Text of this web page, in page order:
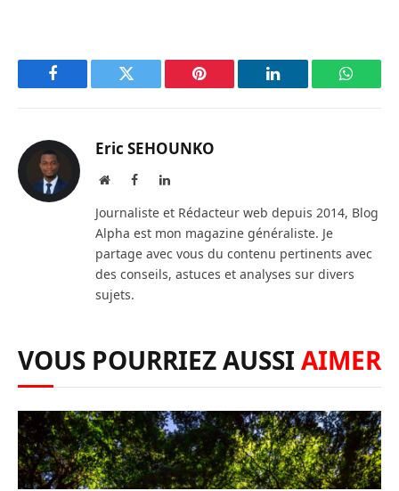
Facebook Twitter Pinterest LinkedIn
Eric SEHOUNKO
WebsiteFacebookLinkedIn
Journaliste et Rédacteur web depuis 2014, Blog
Alpha est mon magazine généraliste. Je
partage avec vous du contenu pertinents avec
des conseils, astuces et analyses sur divers
sujets.
VOUS POURRIEZ AUSSI AIMER